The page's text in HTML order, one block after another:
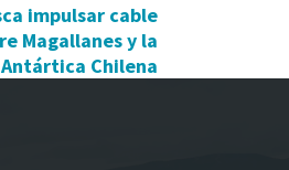
impulsar cable
Magallanes y la
Antártica Chilena